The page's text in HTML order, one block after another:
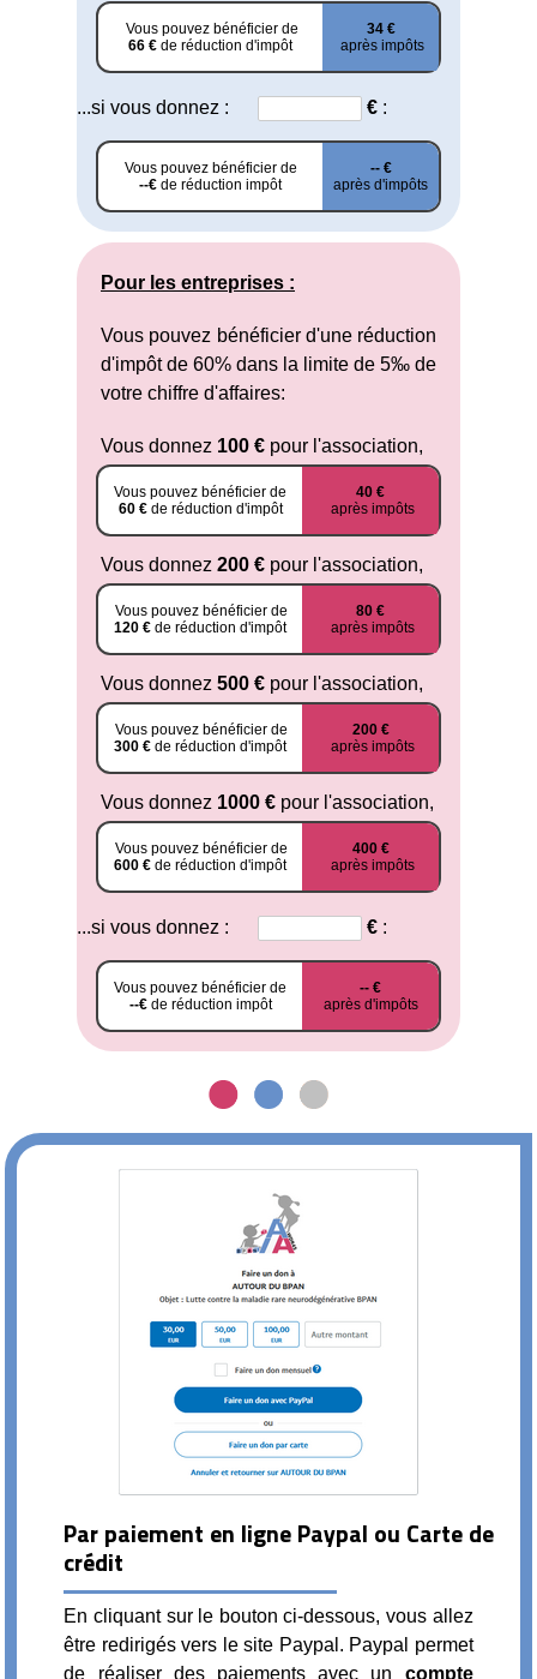
Vous pouvez bénéficier de
66 €de réduction d'impôt
34 €
après impôts
...si vous donnez : € :
Vous pouvez bénéficier de
--€ de réduction impôt
-- €
après d'impôts
Pour les entreprises :
Vous pouvez bénéficier d'une réduction
d'impôt de 60% dans la limite de 5‰ de
votre chiffre d'affaires:
Vous donnez 100 € pour l'association,
Vous pouvez bénéficier de
60 € de réduction d'impôt
40 €
après impôts
Vous donnez 200 € pour l'association,
Vous pouvez bénéficier de
120 €de réduction d'impôt
80 €
après impôts
Vous donnez 500 € pour l'association,
Vous pouvez bénéficier de
300 €de réduction d'impôt
200 €
après impôts
Vous donnez 1000 € pour l'association,
Vous pouvez bénéficier de
600 €de réduction d'impôt
400 €
après impôts
...si vous donnez : € :
Vous pouvez bénéficier de
--€de réduction impôt
-- €
après d'impôts
Par paiement en ligne Paypal ou Carte de
crédit
En cliquant sur le bouton ci-dessous, vous allez
être redirigés vers le site Paypal. Paypal permet
de réaliser des paiements avec un compte